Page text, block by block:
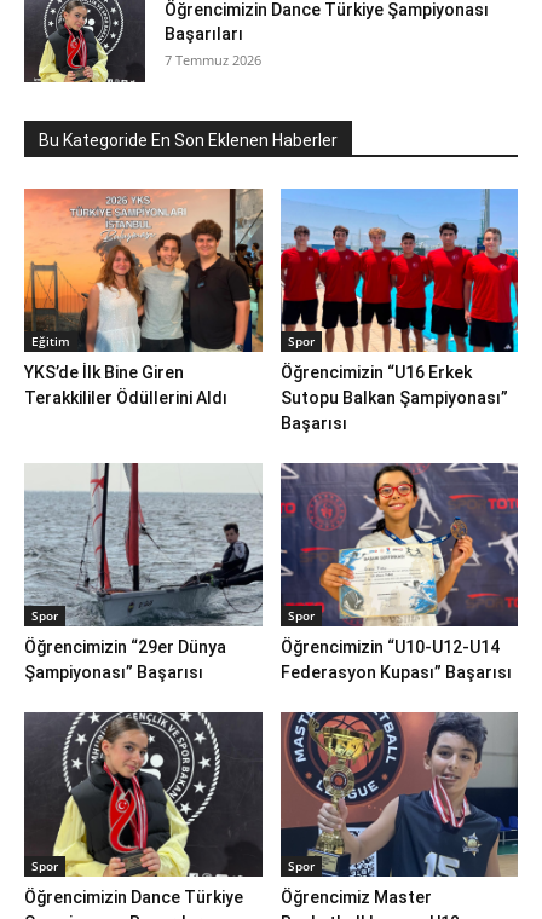
Öğrencimizin Dance Türkiye Şampiyonası
Başarıları
7 Temmuz 2026
Bu Kategoride En Son Eklenen Haberler
Eğitim
YKS’de İlk Bine Giren
Terakkililer Ödüllerini Aldı
Spor
Öğrencimizin “U16 Erkek
Sutopu Balkan Şampiyonası”
Başarısı
Spor
Öğrencimizin “29er Dünya
Şampiyonası” Başarısı
Spor
Öğrencimizin “U10-U12-U14
Federasyon Kupası” Başarısı
Spor
Öğrencimizin Dance Türkiye
Spor
Öğrencimiz Master